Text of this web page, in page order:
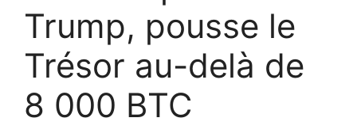
Trump, pousse le
Trésor au-delà de
8 000 BTC